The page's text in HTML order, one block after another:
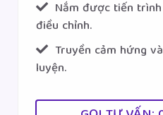
Nắm được tiến
điều chỉnh.
Truyền cảm hứng
luyện.